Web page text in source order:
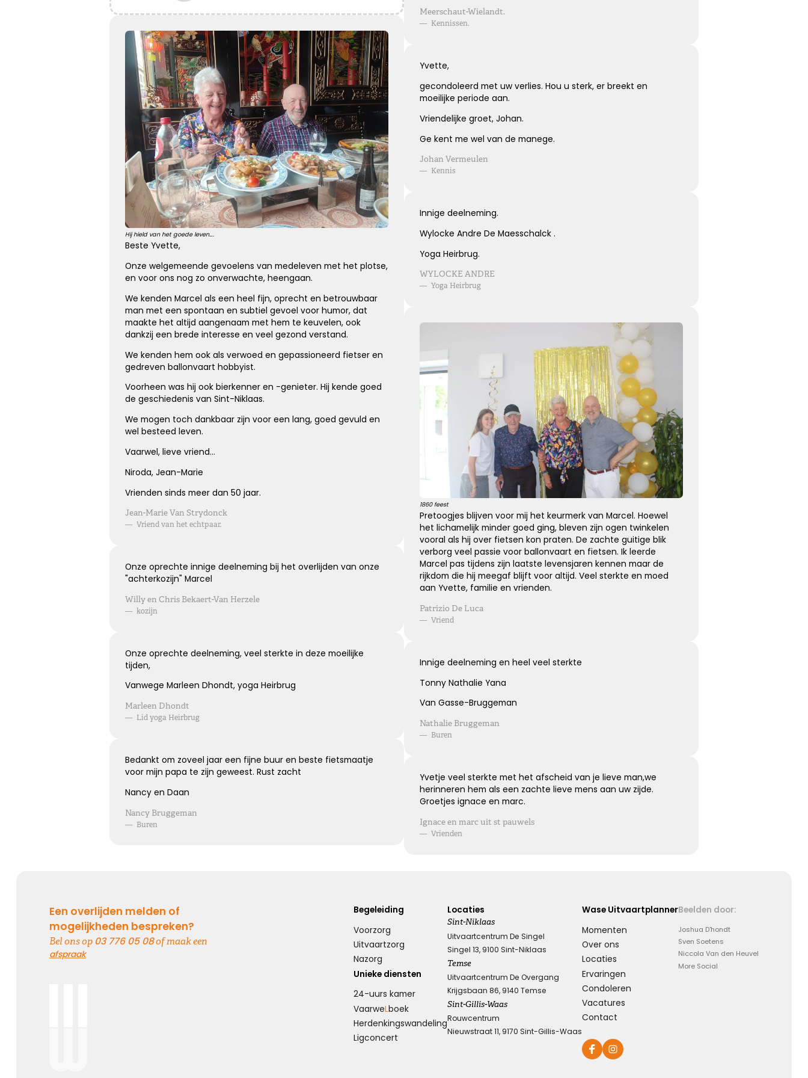
Hij hield van het goede leven….
Beste Yvette,
Onze welgemeende gevoelens van medeleven met het plotse,
en voor ons nog zo onverwachte, heengaan.
We kenden Marcel als een heel fijn, oprecht en betrouwbaar
man met een spontaan en subtiel gevoel voor humor, dat
maakte het altijd aangenaam met hem te keuvelen, ook
dankzij een brede interesse en veel gezond verstand.
We kenden hem ook als verwoed en gepassioneerd fietser en
gedreven ballonvaart hobbyist.
Voorheen was hij ook bierkenner en -genieter. Hij kende goed
de geschiedenis van Sint-Niklaas.
We mogen toch dankbaar zijn voor een lang, goed gevuld en
wel besteed leven.
Vaarwel, lieve vriend…
Niroda, Jean-Marie
Vrienden sinds meer dan 50 jaar.
Jean-Marie Van Strydonck
— Vriend van het echtpaar.
Onze oprechte innige deelneming bij het overlijden van onze
"achterkozijn" Marcel
Willy en Chris Bekaert-Van Herzele
— kozijn
Onze oprechte deelneming, veel sterkte in deze moeilijke
tijden,
Vanwege Marleen Dhondt, yoga Heirbrug
Marleen Dhondt
— Lid yoga Heirbrug
Bedankt om zoveel jaar een fijne buur en beste fietsmaatje
voor mijn papa te zijn geweest. Rust zacht
Nancy en Daan
Nancy Bruggeman
— Buren
Meerschaut-Wielandt.
— Kennissen.
Yvette,
gecondoleerd met uw verlies. Hou u sterk, er breekt en
moeilijke periode aan.
Vriendelijke groet, Johan.
Ge kent me wel van de manege.
Johan Vermeulen
— Kennis
Innige deelneming.
Wylocke Andre De Maesschalck .
Yoga Heirbrug.
WYLOCKE ANDRE
— Yoga Heirbrug
1860 feest
Pretoogjes blijven voor mij het keurmerk van Marcel. Hoewel
het lichamelijk minder goed ging, bleven zijn ogen twinkelen
vooral als hij over fietsen kon praten. De zachte guitige blik
verborg veel passie voor ballonvaart en fietsen. Ik leerde
Marcel pas tijdens zijn laatste levensjaren kennen maar de
rijkdom die hij meegaf blijft voor altijd. Veel sterkte en moed
aan Yvette, familie en vrienden.
Patrizio De Luca
— Vriend
Innige deelneming en heel veel sterkte
Tonny Nathalie Yana
Van Gasse-Bruggeman
Nathalie Bruggeman
— Buren
Yvetje veel sterkte met het afscheid van je lieve man,we
herinneren hem als een zachte lieve mens aan uw zijde.
Groetjes ignace en marc.
Ignace en marc uit st pauwels
— Vrienden
Het grote gemis
Dat diegene die zo dierbaar was
Blijvende herinneringen
De foto’s, de herinneringen, de liefde in je hart, ze zullen
blijven.
Je draagt ze altijd met je mee.
Veel sterkte ...
Kies dit gedicht
Kies dit gedicht
Loslaten zonder spijt
Loslaten is achterom kijken zonder spijt, en vooruit
kijken zonder verwachtingen ...
Leegte en herinneringen
Een stoel blijft leeg. Een stem blijft zwijgen. Maar in ons
hart zullen de herinneringen voor altijd blijven.
Geen dag vergeten, alle dagen gemist
Knuffel voor troost
periode.
Dank voor wie je was en wat je deed, weet dat ik je nooit
vergeet ...
Kies dit gedicht
Ik wens je sterkte en veel kracht om je verdriet te dragen,
ik wens je liefde en steun, voor nu en alle dagen.
Een overlijden melden of
mogelijkheden bespreken?
Bel ons op 03 776 05 08of maak een
afspraak
Begeleiding
Voorzorg
Uitvaartzorg
Nazorg
Unieke diensten
24-uurs kamer
VaarweLboek
Herdenkings­wandeling
Ligconcert
Locaties
Sint-Niklaas
Uitvaartcentrum De Singel
Singel 13, 9100 Sint-Niklaas
Temse
Uitvaartcentrum De Overgang
Krijgsbaan 86, 9140 Temse
Sint-Gillis-Waas
Rouwcentrum
Nieuwstraat 11, 9170 Sint-Gillis-Waas
Wase Uitvaartplanner
Momenten
Over ons
Locaties
Ervaringen
Condoleren
Vacatures
Contact
Beelden door:
Joshua D'hondt
Sven Soetens
Niccola Van den Heuvel
More Social